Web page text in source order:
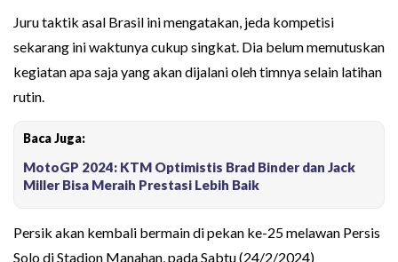
Juru taktik asal Brasil ini mengatakan, jeda kompetisi
sekarang ini waktunya cukup singkat. Dia belum memutuskan
kegiatan apa saja yang akan dijalani oleh timnya selain latihan
rutin.
Baca Juga:
MotoGP 2024: KTM Optimistis Brad Binder dan Jack
Miller Bisa Meraih Prestasi Lebih Baik
Persik akan kembali bermain di pekan ke-25 melawan Persis
Solo di Stadion Manahan, pada Sabtu (24/2/2024)